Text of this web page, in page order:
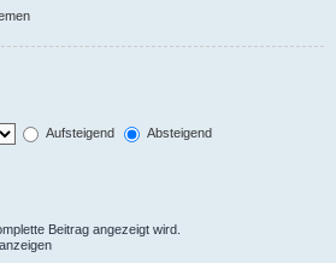
Aufsteigend
Absteigend
Beitrag angezeigt wird.